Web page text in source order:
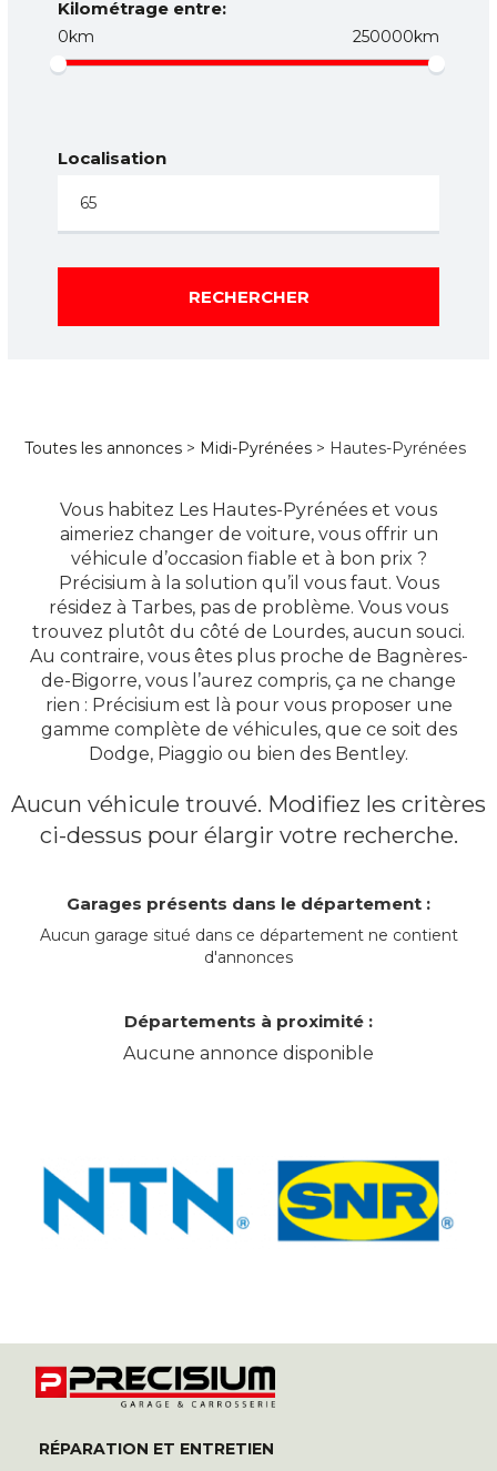
Kilométrage entre:
0km 250000km
Localisation
RECHERCHER
Toutes les annonces > Midi-Pyrénées > Hautes-Pyrénées
Vous habitez Les Hautes-Pyrénées et vous
aimeriez changer de voiture, vous offrir un
véhicule d’occasion fiable et à bon prix ?
Précisium à la solution qu’il vous faut. Vous
résidez à Tarbes, pas de problème. Vous vous
trouvez plutôt du côté de Lourdes, aucun souci.
Au contraire, vous êtes plus proche de Bagnères-
de-Bigorre, vous l’aurez compris, ça ne change
rien : Précisium est là pour vous proposer une
gamme complète de véhicules, que ce soit des
Dodge, Piaggio ou bien des Bentley.
Aucun véhicule trouvé. Modifiez les critères
ci-dessus pour élargir votre recherche.
Garages présents dans le département :
Aucun garage situé dans ce département ne contient
d'annonces
Départements à proximité :
Aucune annonce disponible
RÉPARATION ET ENTRETIEN